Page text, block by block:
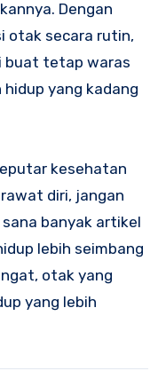
Dengan
otak secara rutin,
buat tetap waras
yang kadang
kesehatan
diri, jangan
banyak artikel
lebih seimbang
otak yang
yang lebih